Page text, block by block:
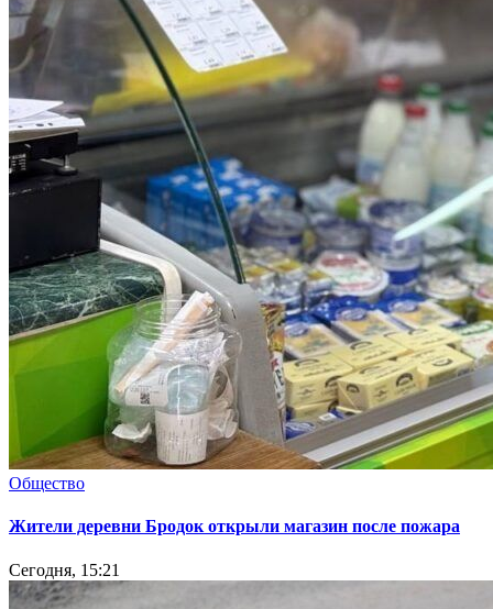
Общество
Жители деревни Бродок открыли магазин после пожара
Сегодня, 15:21